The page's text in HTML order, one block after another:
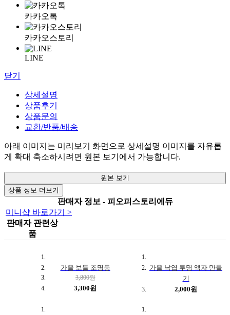
카카오톡
카카오스토리
LINE
닫기
상세설명
상품후기
상품문의
교환/반품/배송
아래 이미지는 미리보기 화면으로 상세설명 이미지를 자유롭
게 확대 축소하시려면 원본 보기에서 가능합니다.
원본 보기
상품 정보 더보기
판매자 정보 - 피오피스토리에듀
미니샵 바로가기 >
판매자 관련상
품
가을 보틀 조명등
3,800원
3,300원
가을 낙엽 투명 액자 만들
기
2,000원